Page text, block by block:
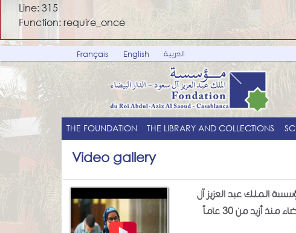
Line: 315
Function: require_once
Français English العربية
THE FOUNDATION THE LIBRARY AND COLLECTIONS
Video gallery
الملك عبد العزيز آل
أزيد من 30 عاماً